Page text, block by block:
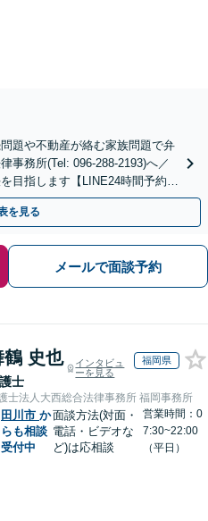
題や不動産が絡む家族問題で弁
事務所(Tel: 096-288-2193)へ／
目指します【LINE24時間予約受
を見る
メールで面談予約
鶴 史也
士
インタビュ
ーを見る
福岡県
士法人大西総合法律事務所 福岡事務所
田川市 か
らも相談
受付中
面談方法(対面・
電話・ビデオな
ど)は応相談
営業時間：0
7:30~22:00
（平日）